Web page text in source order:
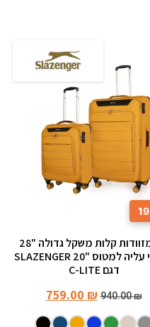
סט מזוודות קלות משקל גדולה "28
וטרולי עליה למטוס "20 SLAZENGER
דגם C-LITE
940.00₪
759.00 ₪